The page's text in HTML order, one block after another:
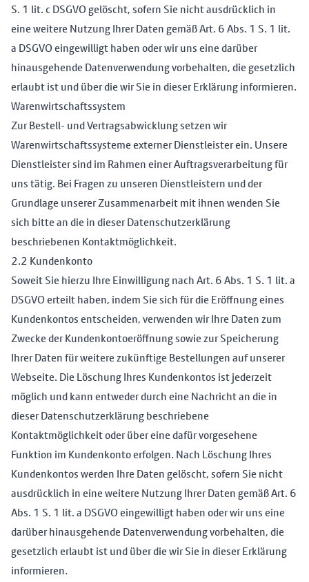
S. 1 lit. c DSGVO gelöscht, sofern Sie nicht ausdrücklich in
eine weitere Nutzung Ihrer Daten gemäß Art. 6 Abs. 1 S. 1 lit.
a DSGVO eingewilligt haben oder wir uns eine darüber
hinausgehende Datenverwendung vorbehalten, die gesetzlich
erlaubt ist und über die wir Sie in dieser Erklärung informieren.
Warenwirtschaftssystem
Zur Bestell- und Vertragsabwicklung setzen wir
Warenwirtschaftssysteme externer Dienstleister ein. Unsere
Dienstleister sind im Rahmen einer Auftragsverarbeitung für
uns tätig. Bei Fragen zu unseren Dienstleistern und der
Grundlage unserer Zusammenarbeit mit ihnen wenden Sie
sich bitte an die in dieser Datenschutzerklärung
beschriebenen Kontaktmöglichkeit.
2.2 Kundenkonto
Soweit Sie hierzu Ihre Einwilligung nach Art. 6 Abs. 1 S. 1 lit. a
DSGVO erteilt haben, indem Sie sich für die Eröffnung eines
Kundenkontos entscheiden, verwenden wir Ihre Daten zum
Zwecke der Kundenkontoeröffnung sowie zur Speicherung
Ihrer Daten für weitere zukünftige Bestellungen auf unserer
Webseite. Die Löschung Ihres Kundenkontos ist jederzeit
möglich und kann entweder durch eine Nachricht an die in
dieser Datenschutzerklärung beschriebene
Kontaktmöglichkeit oder über eine dafür vorgesehene
Funktion im Kundenkonto erfolgen. Nach Löschung Ihres
Kundenkontos werden Ihre Daten gelöscht, sofern Sie nicht
ausdrücklich in eine weitere Nutzung Ihrer Daten gemäß Art. 6
Abs. 1 S. 1 lit. a DSGVO eingewilligt haben oder wir uns eine
darüber hinausgehende Datenverwendung vorbehalten, die
gesetzlich erlaubt ist und über die wir Sie in dieser Erklärung
informieren.